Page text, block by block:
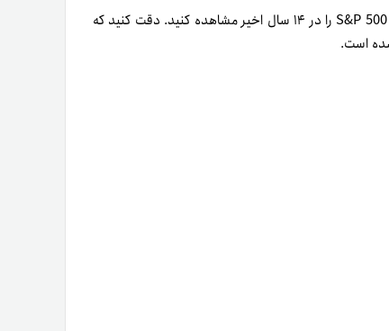
در جدول زیر، می‌توانید میزان افزایش قیمت بیت‌کوین و طلا و شاخص S&P 500 را در ۱۴ سال اخیر مشاهده کنید. دقت کنید که